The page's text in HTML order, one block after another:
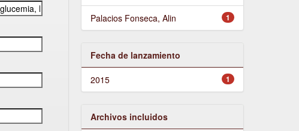
1
Palacios Fonseca, Alin
Fecha de lanzamiento
1
2015
Archivos incluidos